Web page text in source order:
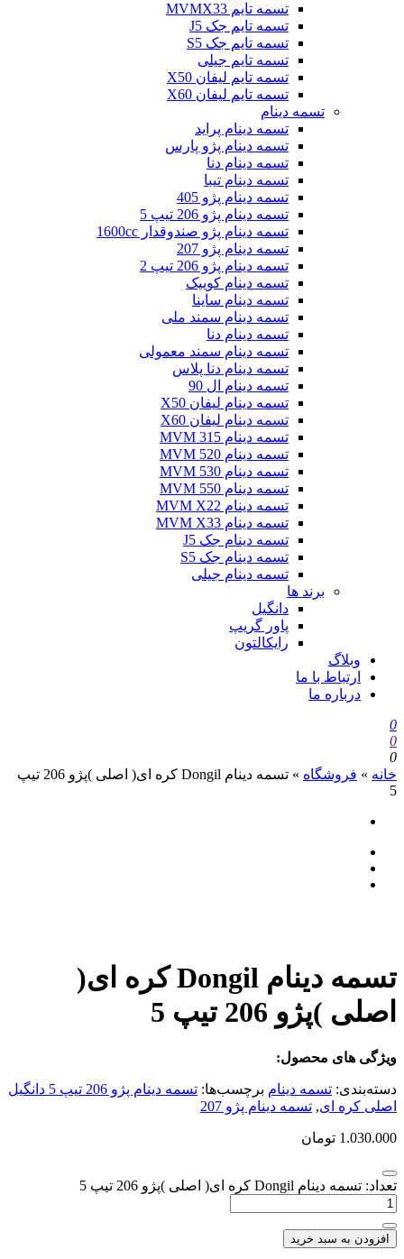
تسمه تایم MVMX33
تسمه تایم جک J5
تسمه تایم جک S5
تسمه تایم جیلی
تسمه تایم لیفان X50
تسمه تایم لیفان X60
تسمه دینام
تسمه دینام پراید
تسمه دینام پژو پارس
تسمه دینام دنا
تسمه دینام تیبا
تسمه دینام پژو 405
تسمه دینام پژو 206 تیپ 5
تسمه دینام پژو صندوقدار 1600cc
تسمه دینام پژو 207
تسمه دینام پژو 206 تیپ 2
تسمه دینام کوییک
تسمه دینام ساینا
تسمه دینام سمند ملی
تسمه دینام دنا
تسمه دینام سمند معمولی
تسمه دینام دنا پلاس
تسمه دینام ال 90
تسمه دینام لیفان X50
تسمه دینام لیفان X60
تسمه دینام MVM 315
تسمه دینام MVM 520
تسمه دینام MVM 530
تسمه دینام MVM 550
تسمه دینام MVM X22
تسمه دینام MVM X33
تسمه دینام جک J5
تسمه دینام جک S5
تسمه دینام جیلی
برند ها
دانگیل
پاور گریپ
رایکالتون
وبلاگ
ارتباط با ما
درباره ما
0
0
0
خانه » فروشگاه »
تسمه دینام Dongil کره ای( اصلی )پژو 206 تیپ
5
تسمه دینام Dongil کره ای(
اصلی )پژو 206 تیپ 5
ویژگی های محصول:
دسته‌بندی: تسمه دینام برچسب‌ها:
تسمه دینام پژو 206 تیپ 5 دانگیل
اصلی کره ای, تسمه دینام پژو 207
1.030.000 تومان
تعداد: تسمه دینام Dongil کره ای( اصلی )پژو 206 تیپ 5
افزودن به سبد خرید